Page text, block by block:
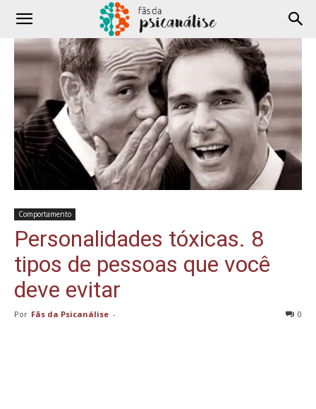
Comportamento
Personalidades tóxicas. 8
tipos de pessoas que você
deve evitar
Por Fãs da Psicanálise - 0